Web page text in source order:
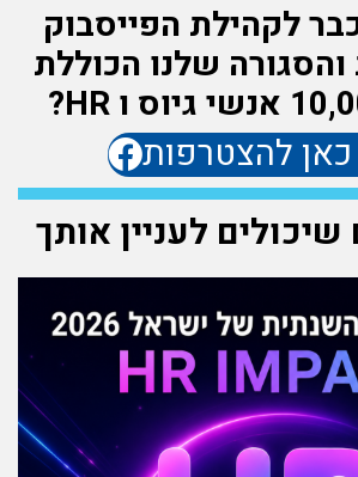
לקהילת הפייסבוק
שלנו הכוללת
להצטרפות
שיכולים לעניין אותך